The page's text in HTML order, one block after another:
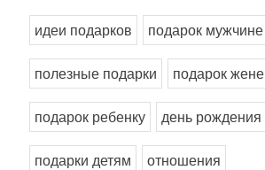
идеи подарков подарок мужчине
полезные подарки подарок жене
подарок ребенку день рождения
подарки детям отношения